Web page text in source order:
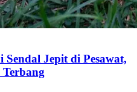
Jepit di Pesawat,